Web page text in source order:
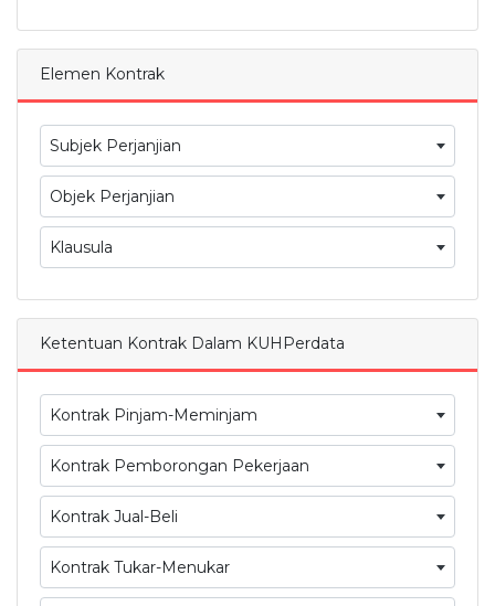
Elemen Kontrak
Subjek Perjanjian
Objek Perjanjian
Klausula
Ketentuan Kontrak Dalam KUHPerdata
Kontrak Pinjam-Meminjam
Kontrak Pemborongan Pekerjaan
Kontrak Jual-Beli
Kontrak Tukar-Menukar